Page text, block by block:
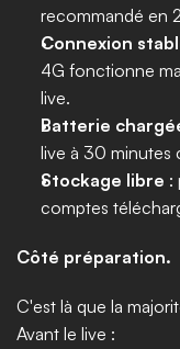
recommandé en
Connexion
4G fonctionne
live.
Batterie
live à 30 minutes
Stockage libre :
comptes
Côté préparation.
C'est là que la
Avant le live :